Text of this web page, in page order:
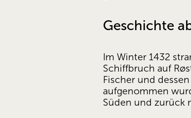
Geschichte
Im Winter 1432
Schiffbruch auf
Fischer und
aufgenommen
Süden und zurück